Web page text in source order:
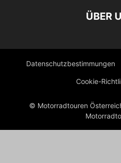
ÜBER
Datenschutzbestimmungen
Cookie-
© Motorradtouren